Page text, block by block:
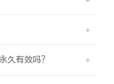
久有效吗？